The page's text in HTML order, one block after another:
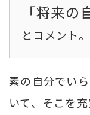
「将来の
とコメント。
素の自分でい
いて、そこを